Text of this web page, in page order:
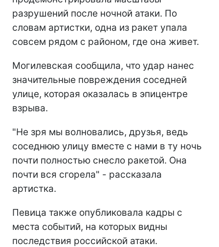
разрушений после ночной атаки. По
словам артистки, одна из ракет упала
совсем рядом с районом, где она живет.
Могилевская сообщила, что удар нанес
значительные повреждения соседней
улице, которая оказалась в эпицентре
взрыва.
"Не зря мы волновались, друзья, ведь
соседнюю улицу вместе с нами в ту ночь
почти полностью снесло ракетой. Она
почти вся сгорела" - рассказала
артистка.
Певица также опубликовала кадры с
места событий, на которых видны
последствия российской атаки.